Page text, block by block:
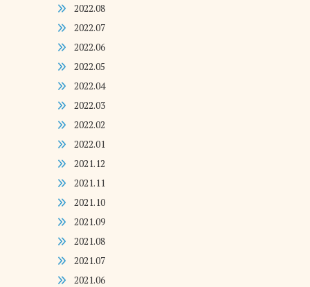
2022.08
2022.07
2022.06
2022.05
2022.04
2022.03
2022.02
2022.01
2021.12
2021.11
2021.10
2021.09
2021.08
2021.07
2021.06